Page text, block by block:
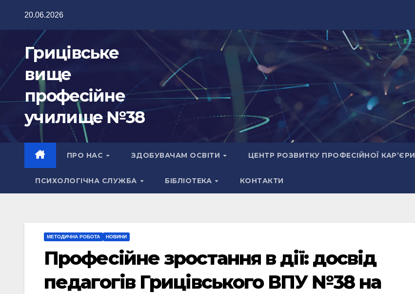
20.06.2026
Грицівське
вище
професійне
училище №38
ПРО НАС ЗДОБУВАЧАМ ОСВІТИ ЦЕНТР РОЗВИТКУ ПРОФЕСІЙНОЇ КАР’ЄРИ
ПСИХОЛОГІЧНА СЛУЖБА БІБЛІОТЕКА КОНТАКТИ
МЕТОДИЧНА РОБОТА НОВИНИ
Професійне зростання в дії: досвід
педагогів Грицівського ВПУ №38 на